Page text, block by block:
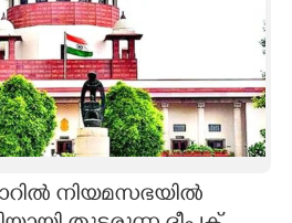
നിയമസഭയിൽ